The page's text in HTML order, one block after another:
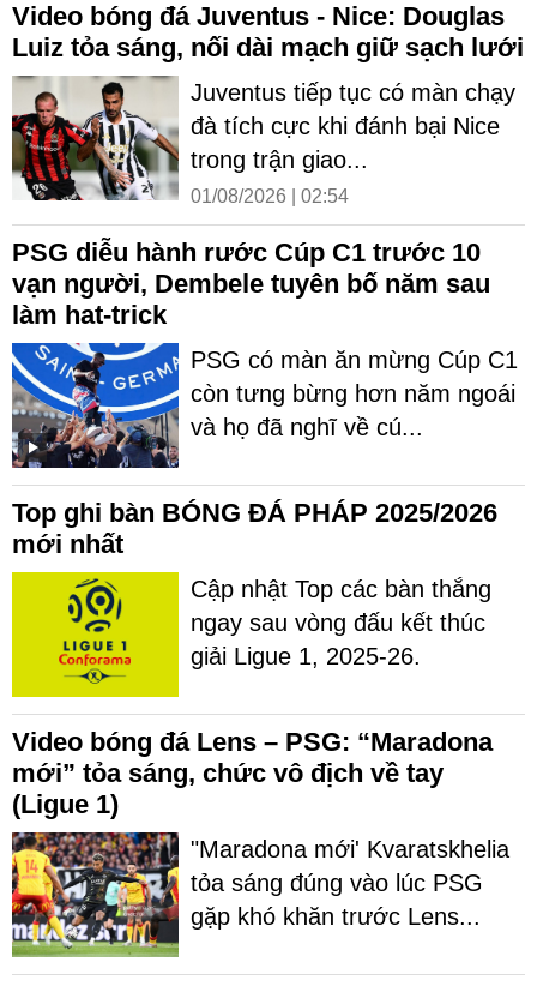
Video bóng đá Juventus - Nice: Douglas
Luiz tỏa sáng, nối dài mạch giữ sạch lưới
Juventus tiếp tục có màn chạy
đà tích cực khi đánh bại Nice
trong trận giao...
01/08/2026 | 02:54
PSG diễu hành rước Cúp C1 trước 10
vạn người, Dembele tuyên bố năm sau
làm hat-trick
PSG có màn ăn mừng Cúp C1
còn tưng bừng hơn năm ngoái
và họ đã nghĩ về cú...
Top ghi bàn BÓNG ĐÁ PHÁP 2025/2026
mới nhất
Cập nhật Top các bàn thắng
ngay sau vòng đấu kết thúc
giải Ligue 1, 2025-26.
Video bóng đá Lens – PSG: “Maradona
mới” tỏa sáng, chức vô địch về tay
(Ligue 1)
"Maradona mới' Kvaratskhelia
tỏa sáng đúng vào lúc PSG
gặp khó khăn trước Lens...